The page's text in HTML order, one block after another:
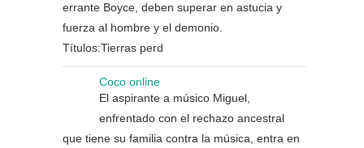
errante Boyce, deben superar en astucia y
fuerza al hombre y el demonio.
Títulos:Tierras perd
Coco online
El aspirante a músico Miguel,
enfrentado con el rechazo ancestral
que tiene su familia contra la música, entra en